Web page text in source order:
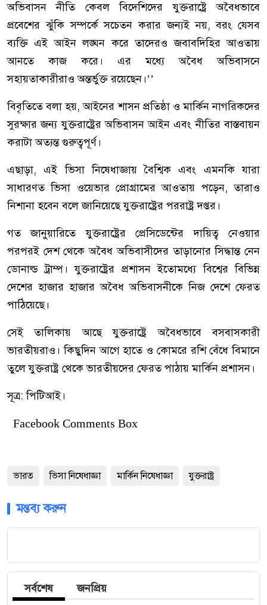
অভিবাসন নীতি কেবল বিদেশিদের যুক্তরাষ্ট্রে অবৈধভাবে
প্রবেশের ঝুঁকি সম্পর্কে সচেতন করার জন্যই নয়, বরং যেসব
ব্যক্তি এই আইন লঙ্ঘন করে তাদেরও জবাবদিহির আওতায়
আনতে কাজ করে। এর মধ্যে অবৈধ অভিবাসনে
সহায়তাকারীরাও অন্তর্ভুক্ত রয়েছেন।’’
বিবৃতিতে বলা হয়, আইনের শাসন প্রতিষ্ঠা ও মার্কিন নাগরিকদের
সুরক্ষার জন্য যুক্তরাষ্ট্রের অভিবাসন আইন এবং নীতির বাস্তবায়ন
করাটা অত্যন্ত গুরুত্বপূর্ণ।
এছাড়া, এই ভিসা নিষেধাজ্ঞায় বৈশ্বিক এবং এমনকি যারা
সাধারণত ভিসা ওয়েভার প্রোগ্রামের আওতায় পড়েন, তারাও
নিশানা হবেন বলে জানিয়েছে যুক্তরাষ্ট্রের পররাষ্ট্র দপ্তর।
গত জানুয়ারিতে যুক্তরাষ্ট্রের প্রেসিডেন্টের দায়িত্ব নেওয়ার
পরপরই দেশ থেকে অবৈধ অভিবাসীদের তাড়ানোর সিদ্ধান্ত নেন
ডোনাল্ড ট্রাম্প। যুক্তরাষ্ট্রের প্রশাসন ইতোমধ্যে বিশ্বের বিভিন্ন
দেশের হাজার হাজার অবৈধ অভিবাসনীকে নিজ দেশে ফেরত
পাঠিয়েছে।
সেই তালিকায় আছে যুক্তরাষ্ট্রে অবৈধভাবে বসবাসকারী
ভারতীয়রাও। কিছুদিন আগে হাতে ও কোমরে রশি বেঁধে বিমানে
তুলে যুক্তরাষ্ট্র থেকে ভারতীয়দের ফেরত পাঠায় মার্কিন প্রশাসন।
সূত্র: পিটিআই।
Facebook Comments Box
ভারত ভিসা নিষেধাজ্ঞা মার্কিন নিষেধাজ্ঞা যুক্তরাষ্ট্র
মন্তব্য করুন
সর্বশেষ জনপ্রিয়